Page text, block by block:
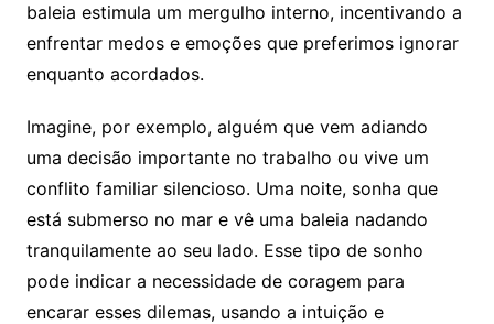
baleia estimula um mergulho interno, incentivando a
enfrentar medos e emoções que preferimos ignorar
enquanto acordados.
Imagine, por exemplo, alguém que vem adiando
uma decisão importante no trabalho ou vive um
conflito familiar silencioso. Uma noite, sonha que
está submerso no mar e vê uma baleia nadando
tranquilamente ao seu lado. Esse tipo de sonho
pode indicar a necessidade de coragem para
encarar esses dilemas, usando a intuição e